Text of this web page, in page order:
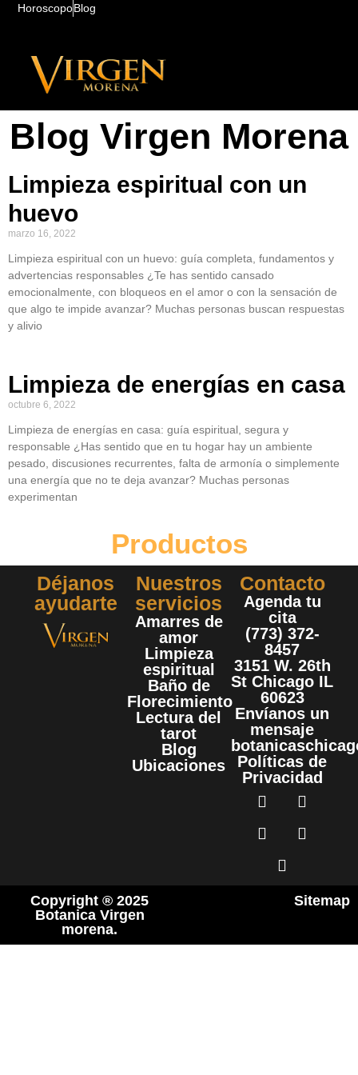
HoroscopoBlog
Blog Virgen Morena
Limpieza espiritual con un
huevo
marzo 16, 2022
Limpieza espiritual con un huevo: guía completa, fundamentos y
advertencias responsables ¿Te has sentido cansado
emocionalmente, con bloqueos en el amor o con la sensación de
que algo te impide avanzar? Muchas personas buscan respuestas
y alivio
Limpieza de energías en casa
octubre 6, 2022
Limpieza de energías en casa: guía espiritual, segura y
responsable ¿Has sentido que en tu hogar hay un ambiente
pesado, discusiones recurrentes, falta de armonía o simplemente
una energía que no te deja avanzar? Muchas personas
experimentan
Productos
Déjanos
ayudarte
Nuestros
servicios
Amarres de
amor
Limpieza
espiritual
Baño de
Florecimiento
Lectura del
tarot
Blog
Ubicaciones
Contacto
Agenda tu
cita
(773) 372-
8457
3151 W. 26th
St Chicago IL
60623
Envíanos un
mensaje
Políticas de
Privacidad
Copyright ® 2025
Botanica Virgen
morena.
Sitemap